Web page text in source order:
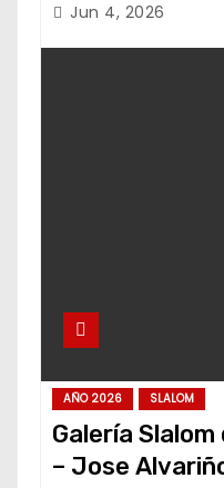
Jun 4, 2026
AÑO 2026 SLALOM
Galería
– Jose